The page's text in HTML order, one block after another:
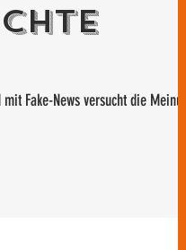
Fake-News versucht die Meinung